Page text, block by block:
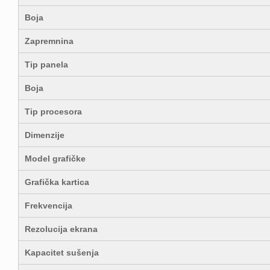
Boja
Zapremnina
Tip panela
Boja
Tip procesora
Dimenzije
Model grafičke
Grafička kartica
Frekvencija
Rezolucija ekrana
Kapacitet sušenja